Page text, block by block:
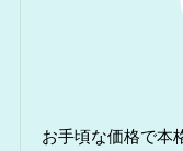
お手頃な価格で本